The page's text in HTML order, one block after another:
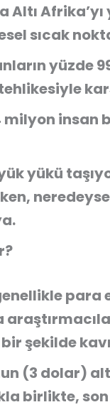
Altı
sıcak
yüzde
milyon insan
yükü
para
şekilde
(3 dolar)
birlikte,